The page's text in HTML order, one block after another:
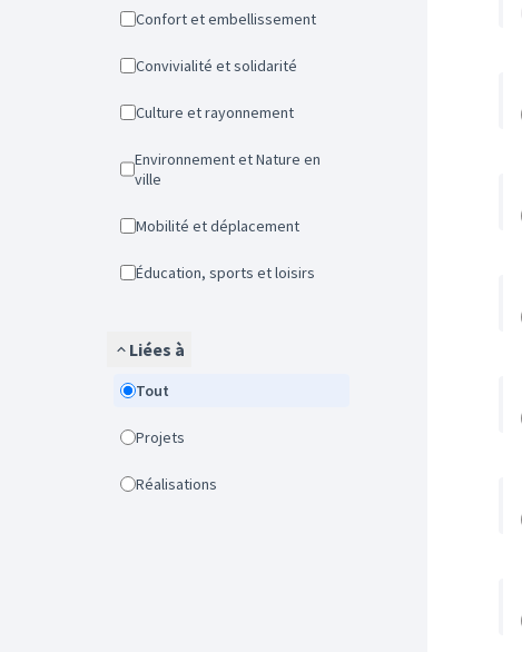
Confort et embellissement
Convivialité et solidarité
Culture et rayonnement
Environnement et Nature en
ville
Mobilité et déplacement
Éducation, sports et loisirs
Liées à
Tout
Projets
Réalisations